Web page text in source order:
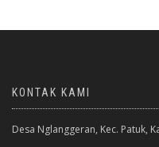
KONTAK KAMI
Desa Nglanggeran, Kec. Patuk,